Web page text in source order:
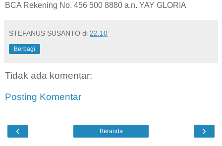
BCA Rekening No. 456 500 8880 a.n. YAY GLORIA
STEFANUS SUSANTO di 22.10
Berbagi
Tidak ada komentar:
Posting Komentar
‹ ›
Beranda